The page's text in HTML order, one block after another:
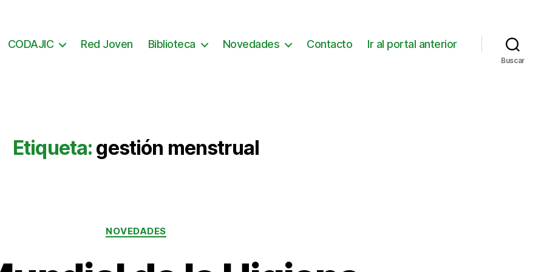
CODAJIC Red Joven Biblioteca Novedades Contacto Ir al portal anterior
Buscar
Etiqueta: gestión menstrual
Categorías
NOVEDADES